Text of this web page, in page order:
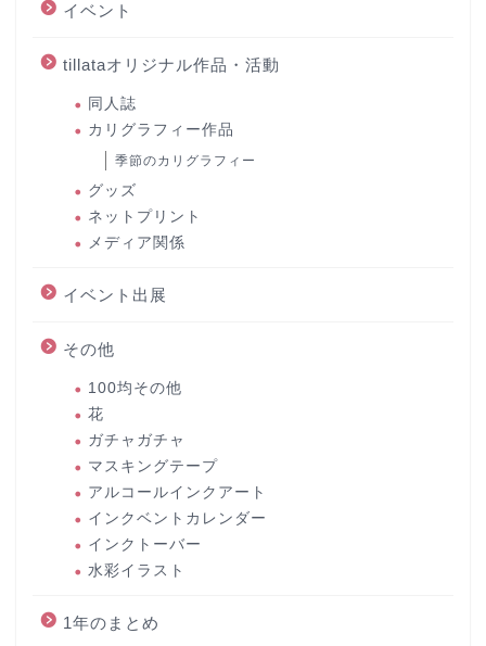
イベント
tillataオリジナル作品・活動
同人誌
カリグラフィー作品
季節のカリグラフィー
グッズ
ネットプリント
メディア関係
イベント出展
その他
100均その他
花
ガチャガチャ
マスキングテープ
アルコールインクアート
インクベントカレンダー
インクトーバー
水彩イラスト
1年のまとめ